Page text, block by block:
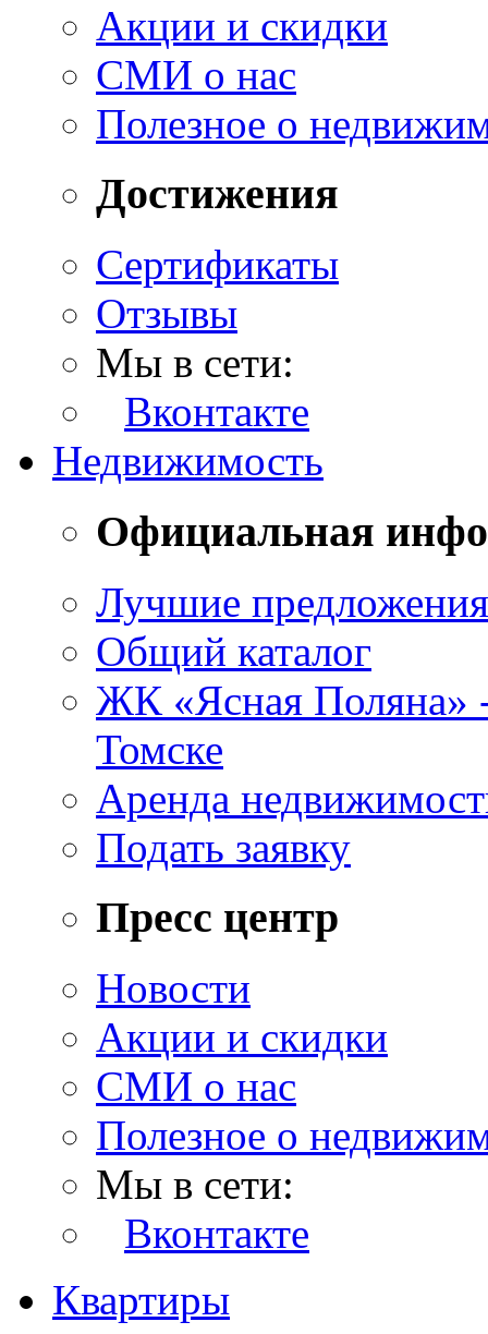
Акции и скидки
СМИ о нас
Полезное о
Достижения
Сертификаты
Отзывы
Мы в сети:
Вконтакте
Недвижимость
Официальная
Лучшие предложения
Общий каталог
ЖК «Ясная Поляна»
Томске
Аренда
Подать заявку
Пресс центр
Новости
Акции и скидки
СМИ о нас
Полезное о
Мы в сети:
Вконтакте
Квартиры